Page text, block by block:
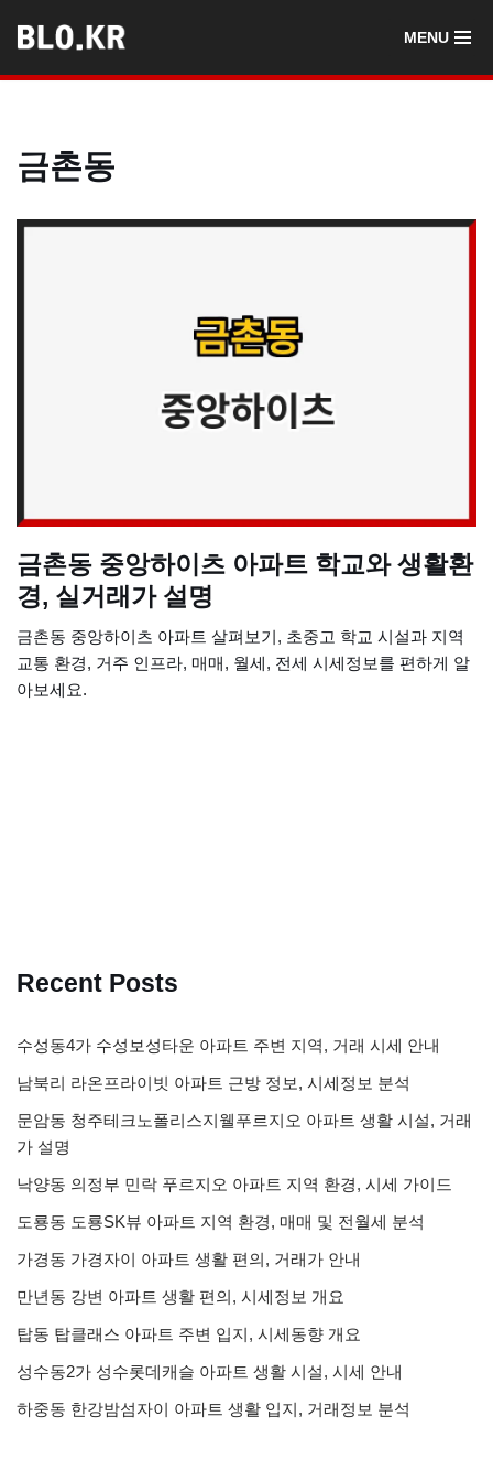
텐
건
뛰
MENU
금촌동
금촌동 중앙하이츠 아파트 학교와 생활환
경, 실거래가 설명
금촌동 중앙하이츠 아파트 살펴보기, 초중고 학교 시설과 지역
교통 환경, 거주 인프라, 매매, 월세, 전세 시세정보를 편하게 알
아보세요.
Recent Posts
수성동4가 수성보성타운 아파트 주변 지역, 거래 시세 안내
남북리 라온프라이빗 아파트 근방 정보, 시세정보 분석
문암동 청주테크노폴리스지웰푸르지오 아파트 생활 시설, 거래
가 설명
낙양동 의정부 민락 푸르지오 아파트 지역 환경, 시세 가이드
도룡동 도룡SK뷰 아파트 지역 환경, 매매 및 전월세 분석
가경동 가경자이 아파트 생활 편의, 거래가 안내
만년동 강변 아파트 생활 편의, 시세정보 개요
탑동 탑클래스 아파트 주변 입지, 시세동향 개요
성수동2가 성수롯데캐슬 아파트 생활 시설, 시세 안내
하중동 한강밤섬자이 아파트 생활 입지, 거래정보 분석